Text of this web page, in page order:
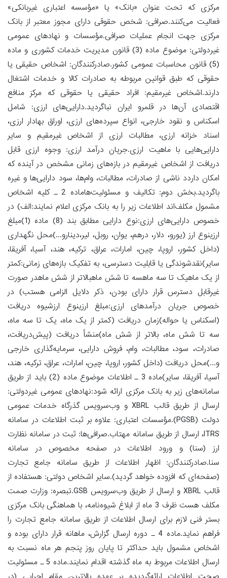
مرکزی که تحت عنوان «بانک» یا «مؤسسه اعتباری غیربانکی»
فعالیت می‌کنند.صرافی: شخص حقوقی دارای مجوز معتبر از بانک
مرکزی جهت انجام عملیات صرافی.مؤسسات و نهادهای عمومی
غیردولتی: موضوع ماده (3) قانون مدیریت خدمات کشوری و ماده
(5) قانون محاسبات عمومی کشور.صادرکنندگان: اشخاص حقیقی یا
حقوقی که طبق قوانین مربوطه به صادرات کالا و خدمات اشتغال
دارند.اشخاص غیرمقیم: افراد حقیقی یا حقوقی که مرکز منافع
اقتصادی آن‌ها در قلمرو ایران نباگردید.دارایی‌های ارزی: شامل
اسکناس و نقود خارجی، انواع سپرده‌های ارزی، اوراق بهادار ارزی،
اسناد خزانه ارزی، مطالبات ارزی از اشخاص غیرمقیم و سایر
دارایی‌هایی با ماهیت ارزی.جریان درآمد ارزی: وجوه ارزی قابل
دریافت از اشخاص غیرمقیم در بازه‌های زمانی مشخص در آینده که
امکان داردد ناشی از صادرات، مطالبات، وام‌ها، سود دارایی‌ها و غیره
باگردید.بخش دوم: تکالیف و مسئولیت‌هاماده 2 ـ کلیه اشخاص
مشمول مکلف‌اند اطلاعات زیر را به بانک مرکزی اعلام نمایند:الف) در
خصوص دارایی‌های ارزی:نوع دارایی مطابق بند (8) ماده (1)مبلغ
ارزینوع ارز (یورو، دلار، درهم، یوان، روبل، لیر،دینارو...)محل نگهداری
(داخل کشور، اروپا، چین، امارات، عراق، ترکیه، هند، آسیا، آفریقا،
سایر)نقدشوندگی یا قابلیت دسترسی، به تفکیک بازه‌های زمانی:کمتر
از یک ماهیک تا سه ماهسه تا شش ماهبالاتر از شش ماهدر صورت
غیرقابل دسترس قرار دارای بودن، ذکر دلایل الزامی هستب) در
خصوص جریان درآمدهای ارزی:مبلغ ارزینوع ارزشیوه دریافت
(اسکناس یا حواله)زمان دریافت (کمتر از یک ماه، یک تا سه ماه،
سه تا شش ماه، بالاتر از شش ماه)منشأ دریافت (پیش‌دریافت،
صادرات، سود، مطالبات، وام، فروش دارایی، سرمایه‌گذاری خارجی
و...)محل دریافت (داخل کشور، اروپا، چین، امارات، عراق، ترکیه، هند،
آسیا، آفریقا، سایر)ماده 3 ـ اطلاعات موضوع ماده (2) باید از طریق
سامانه‌های زیر به بانک مرکزی ارائه شود:نهادهای عمومی غیردولتی:
ارسال از طریق قالب XBRL و وب‌سرویس گذرگاه خدمات عمومی
دولت (PGSB).مؤسسات اعتباری: علاوه بر ثبت اطلاعات در سامانه
ITRS، ارسال از طریق سامانه مهتاب.صرافی‌ها: ثبت در سامانه نظارت
ارز (سنا) و ورود اطلاعات در صفحه مخصوص در سامانه
سنا.صادرکنندگان: اظهار اطلاعات از طریق سامانه جامع تجارت
(صفحه‌ای که افزوده خواهد گردید).سایر اشخاص دولتی: هستفاده از
قالب XBRL و ارسال از طریق وب‌سرویس GSB.تبصره: وزارت صمت
مکلف هست ظرف 3 ماه از ابلاغ شیوه‌نامه، با هماهنگی بانک مرکزی
بستر فنی لازم برای ارسال اطلاعات از طریق سامانه جامع تجارت را
فراهم نماید.ماده 4 ـ دوره ارسال گزارش، ماهانه قرار دارای بوده و
اشخاص مشمول باید حداکثر تا پایان روز پنجم هر ماه نسبت به
ارسال اطلاعات مربوط به ماه گذشته اقدام نمایند.ماده 5 ـ مسئولیت